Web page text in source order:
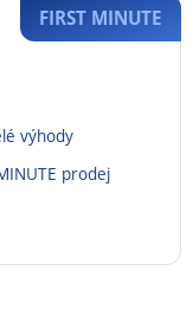
výhody
prodej
FIRST MINUTE